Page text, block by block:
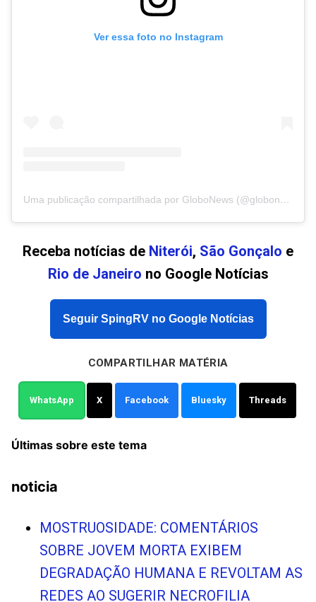
Ver essa foto no Instagram
Uma publicação compartilhada por GloboNews (@globonews)
Receba notícias de Niterói, São Gonçalo e
Rio de Janeiro no Google Notícias
Seguir SpingRV no Google Notícias
COMPARTILHAR MATÉRIA
WhatsApp X Facebook Bluesky Threads
Últimas sobre este tema
noticia
MOSTRUOSIDADE: COMENTÁRIOS
SOBRE JOVEM MORTA EXIBEM
DEGRADAÇÃO HUMANA E REVOLTAM AS
REDES AO SUGERIR NECROFILIA